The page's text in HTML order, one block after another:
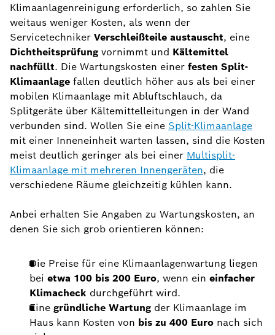
Klimaanlagenreinigung erforderlich, so zahlen Sie
weitaus weniger Kosten, als wenn der
Servicetechniker Verschleißteile austauscht, eine
Dichtheitsprüfung vornimmt und Kältemittel
nachfüllt. Die Wartungskosten einer festen Split-
Klimaanlage fallen deutlich höher aus als bei einer
mobilen Klimaanlage mit Abluftschlauch, da
Splitgeräte über Kältemittelleitungen in der Wand
verbunden sind. Wollen Sie eine Split-Klimaanlage
mit einer Inneneinheit warten lassen, sind die Kosten
meist deutlich geringer als bei einer Multisplit-
Klimaanlage mit mehreren Innengeräten, die
verschiedene Räume gleichzeitig kühlen kann.
Anbei erhalten Sie Angaben zu Wartungskosten, an
denen Sie sich grob orientieren können:
Die Preise für eine Klimaanlagenwartung liegen
bei etwa 100 bis 200 Euro, wenn ein einfacher
Klimacheck durchgeführt wird.
Eine gründliche Wartung der Klimaanlage im
Haus kann Kosten von bis zu 400 Euro nach sich